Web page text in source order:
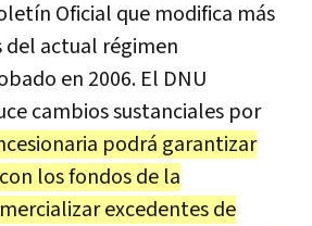
Oficial que modifica más
del actual régimen
en 2006. El DNU
cambios sustanciales por
podrá garantizar
los fondos de la
excedentes de